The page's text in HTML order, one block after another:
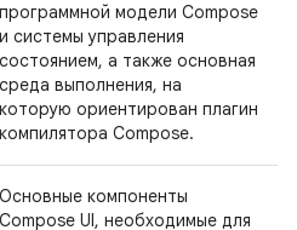
программной модели Compose
и системы управления
состоянием, а также основная
среда выполнения, на
которую ориентирован плагин
компилятора Compose.
Основные компоненты
Compose UI, необходимые для